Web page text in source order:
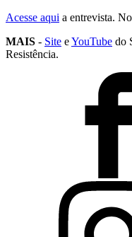
Acesse aqui a entrevista.
MAIS - Site eYouTube do
Resistência.